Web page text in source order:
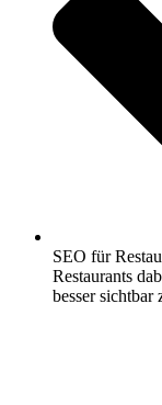
SEO für
Restaurants
besser sichtbar